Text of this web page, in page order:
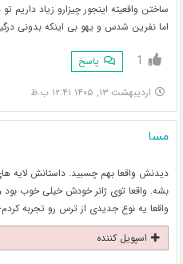
ساختن واقعیته اینجور چیزارو زیاد داریم
اما نفرین شدس و یهو بی اینکه بدونی
1 پاسخ
اردیبهشت ۱۳, ۱۴۰۵ ۱۲:۴۱ ب.ظ
مسا
دیدنش واقعا بهم چسبید. داستانش
بشه. واقعا توی ژانر خودش خیلی خوب
واقعا یه نوع جدیدی از ترس رو تجربه
اسپویل کننده